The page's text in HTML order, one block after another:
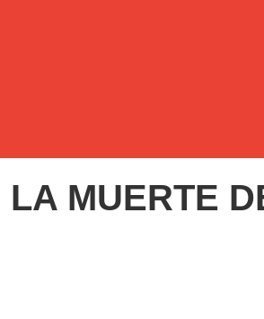
MUERTE